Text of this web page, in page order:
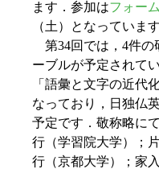
ます．参加はフォーム
（土）となっています
第34回では，4件の
ーブルが予定されて
「語彙と文字の近代
なっており，日独仏
予定です．敬称略に
行（学習院大学）；
行（京都大学）；家